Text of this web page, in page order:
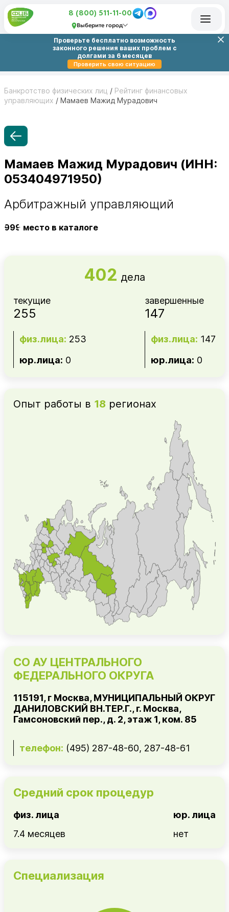
8 (800) 511-11-00
Выберите город
Проверьте бесплатно возможность
законного решения ваших проблем с
долгами за 6 месяцев
Проверить свою ситуацию
Банкротство физических лиц / Рейтинг финансовых
управляющих / Мамаев Мажид Мурадович
Мамаев Мажид Мурадович (ИНН:
053404971950)
Арбитражный управляющий
999 место в каталоге
402 дела
текущие
255
физ.лица: 253
юр.лица: 0
завершенные
147
физ.лица: 147
юр.лица: 0
Опыт работы в 18 регионах
СО АУ ЦЕНТРАЛЬНОГО
ФЕДЕРАЛЬНОГО ОКРУГА
115191, г Москва, МУНИЦИПАЛЬНЫЙ ОКРУГ
ДАНИЛОВСКИЙ ВН.ТЕР.Г., г. Москва,
Гамсоновский пер., д. 2, этаж 1, ком. 85
телефон: (495) 287-48-60, 287-48-61
Средний срок процедур
физ. лица
7.4 месяцев
юр. лица
нет
Специализация